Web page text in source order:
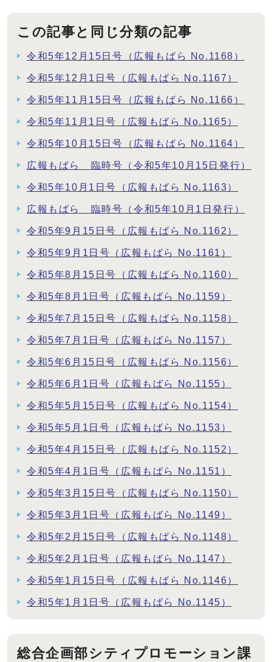
この記事と同じ分類の記事
令和5年12月15日号（広報もばら No.1168）
令和5年12月1日号（広報もばら No.1167）
令和5年11月15日号（広報もばら No.1166）
令和5年11月1日号（広報もばら No.1165）
令和5年10月15日号（広報もばら No.1164）
広報もばら 臨時号（令和5年10月15日発行）
令和5年10月1日号（広報もばら No.1163）
広報もばら 臨時号（令和5年10月1日発行）
令和5年9月15日号（広報もばら No.1162）
令和5年9月1日号（広報もばら No.1161）
令和5年8月15日号（広報もばら No.1160）
令和5年8月1日号（広報もばら No.1159）
令和5年7月15日号（広報もばら No.1158）
令和5年7月1日号（広報もばら No.1157）
令和5年6月15日号（広報もばら No.1156）
令和5年6月1日号（広報もばら No.1155）
令和5年5月15日号（広報もばら No.1154）
令和5年5月1日号（広報もばら No.1153）
令和5年4月15日号（広報もばら No.1152）
令和5年4月1日号（広報もばら No.1151）
令和5年3月15日号（広報もばら No.1150）
令和5年3月1日号（広報もばら No.1149）
令和5年2月15日号（広報もばら No.1148）
令和5年2月1日号（広報もばら No.1147）
令和5年1月15日号（広報もばら No.1146）
令和5年1月1日号（広報もばら No.1145）
総合企画部シティプロモーション課